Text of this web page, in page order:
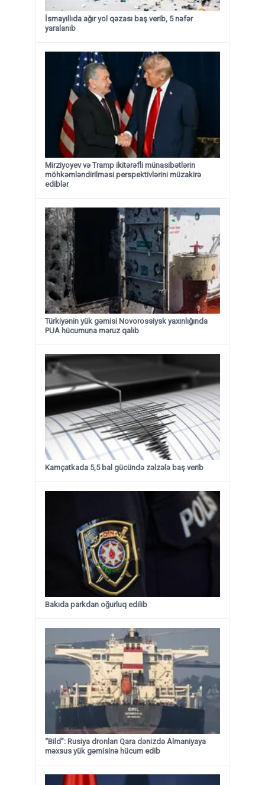
İsmayıllıda ağır yol qəzası baş verib, 5 nəfər
yaralanıb
Mirziyoyev və Tramp ikitərəfli münasibətlərin
möhkəmləndirilməsi perspektivlərini müzakirə
ediblər
Türkiyənin yük gəmisi Novorossiysk yaxınlığında
PUA hücumuna məruz qalıb
Kamçatkada 5,5 bal gücündə zəlzələ baş verib
Bakıda parkdan oğurluq edilib
“Bild”: Rusiya dronları Qara dənizdə Almaniyaya
məxsus yük gəmisinə hücum edib